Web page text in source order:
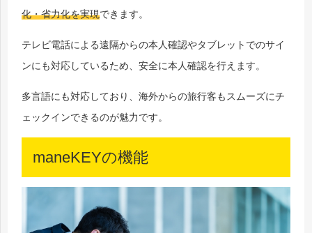
化・省力化を実現できます。
テレビ電話による遠隔からの本人確認やタブレットでのサイ
ンにも対応しているため、安全に本人確認を行えます。
多言語にも対応しており、海外からの旅行客もスムーズにチ
ェックインできるのが魅力です。
maneKEYの機能